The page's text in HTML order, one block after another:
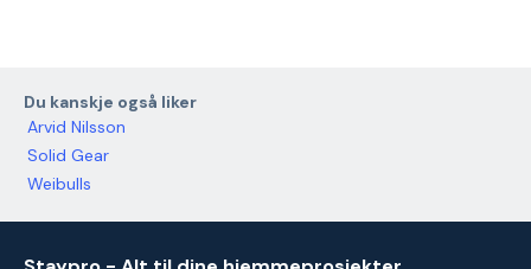
Du kanskje også liker
Arvid Nilsson
Solid Gear
Weibulls